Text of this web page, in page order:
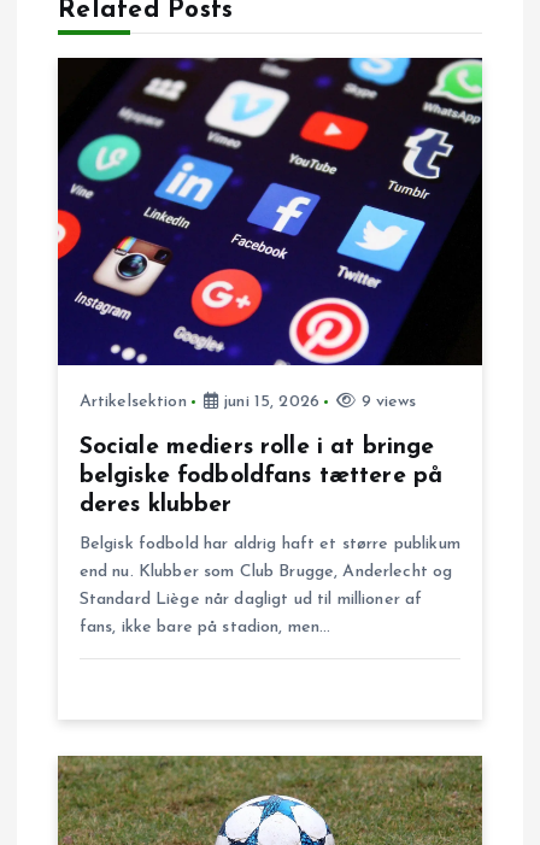
n
v
g
t
Related Posts
Artikelsektion juni 15, 2026 9 views
Sociale mediers rolle i at bringe
belgiske fodboldfans tættere på
deres klubber
Belgisk fodbold har aldrig haft et større publikum
end nu. Klubber som Club Brugge, Anderlecht og
Standard Liège når dagligt ud til millioner af
fans, ikke bare på stadion, men…